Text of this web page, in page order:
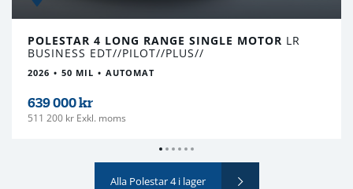
POLESTAR 4 LONG RANGE SINGLE MOTOR LR
BUSINESS EDT//PILOT//PLUS//
2026 50 MIL AUTOMAT
639 000 kr
511 200 kr Exkl. moms
Alla Polestar 4 i lager